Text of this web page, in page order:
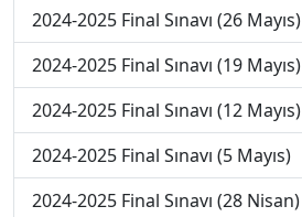
2024-2025 Final Sınavı (26 Mayıs)
2024-2025 Final Sınavı (19 Mayıs)
2024-2025 Final Sınavı (12 Mayıs)
2024-2025 Final Sınavı (5 Mayıs)
2024-2025 Final Sınavı (28 Nisan)